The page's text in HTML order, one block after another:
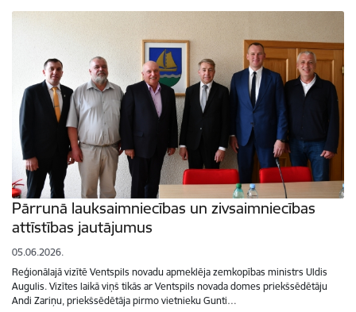
Pārrunā lauksaimniecības un zivsaimniecības
attīstības jautājumus
05.06.2026.
Reģionālajā vizītē Ventspils novadu apmeklēja zemkopības ministrs Uldis
Augulis. Vizītes laikā viņš tikās ar Ventspils novada domes priekšsēdētāju
Andi Zariņu, priekšsēdētāja pirmo vietnieku Gunti…